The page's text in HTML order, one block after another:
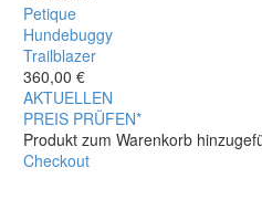
Petique
Hundebuggy
Trailblazer
360,00 €
AKTUELLEN
PREIS PRÜFEN*
Produkt zum Warenkorb
Checkout